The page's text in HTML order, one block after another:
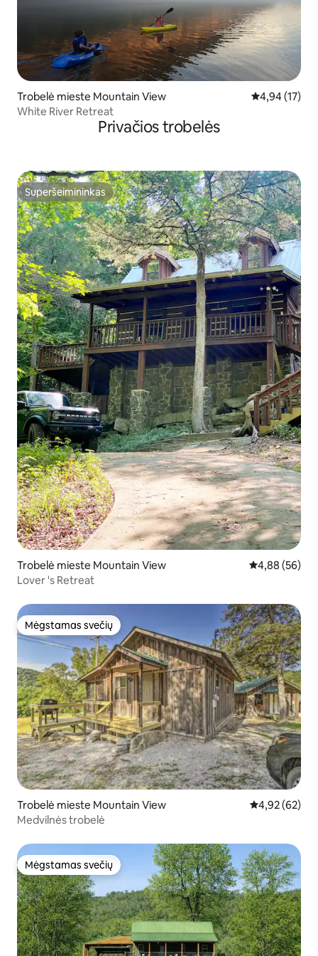
Trobelė mieste Mountain View Vidutinis
4,94 (17)
White River Retreat
Privačios trobelės
Superšeimininkas
Superšeimininkas
Trobelė mieste Mountain View Vidutinis
4,88 (56)
Lover 's Retreat
Mėgstamas svečių
Mėgstamas svečių
Trobelė mieste Mountain View Vidutinis
4,92 (62)
Medvilnės trobelė
Mėgstamas svečių
Mėgstamas svečių